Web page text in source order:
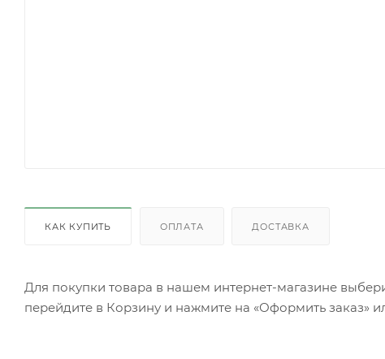
КАК КУПИТЬ ОПЛАТА ДОСТАВКА
Для покупки товара в нашем интернет-магазине
перейдите в Корзину и нажмите на «Оформить заказ»